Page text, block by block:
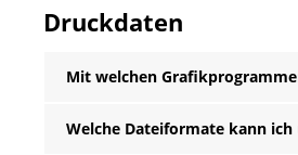
Druckdaten
Mit welchen
Welche Dateiformate kann